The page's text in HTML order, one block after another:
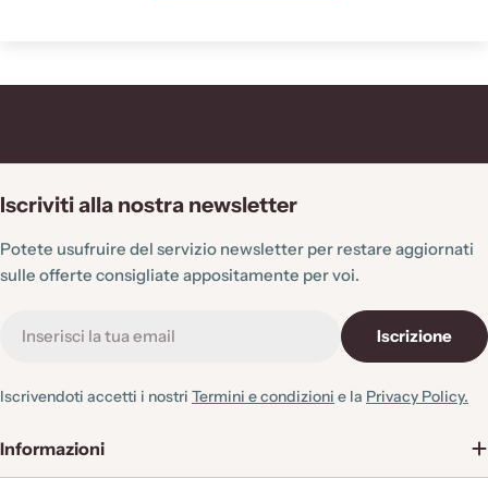
Iscriviti alla nostra newsletter
Potete usufruire del servizio newsletter per restare aggiornati
sulle offerte consigliate appositamente per voi.
mail
Iscrizione
Iscrivendoti accetti i nostri Termini e condizioni e la Privacy Policy.
Informazioni